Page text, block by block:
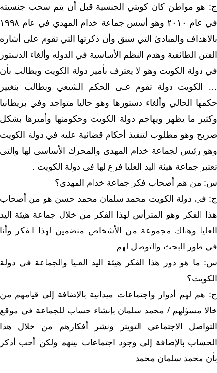
ج: هو مواطن كان كويتي الجنسية قبل أن يتم سحب جنسيته
في عام ٢٠١٠ وهو أسس جماعة خدام المهدي في عام ١٩٩٨
بالاهداف والمبادئ التي سبق وأن ذكرتها التي تقوم على أشاره
الفتن الطائفية وهدم النظم الأساسية في الدوله وألغاء الدستور
في دولة الكويت وهو لا يعترف بأمير دولة الكويت ويطالب بأن
… الكويت دولة تقوم على الحكم الشيعي ويطالب بتغيير
حكمها الحالي وألغاء دستورها وهو حاليا متواجد وفي بريطانيا
وكثير ما يظهر ويهاجم دولة الكويت وحكومتها وأميرها بشكل
صريح وهو مطلوب لتنفيذ أحكام قضائية عليه في دولة الكويت
وهو رئيس لجماعة خدام المهدي والمحرك الأساسي لها والتي
تعتبر جماعة هيئة اليد العليا فرع لها في دولة الكويت .
س: من هم أصحاب فكر جماعة خدام المهدي؟
ج: في دولة الكويت محمد سلمان محمد حسن هو من أصحاب
هذا الفكر وهو المترأس لهذا الفكر من خلال جماعة هيئة اليد
العليا وهناك مجموعة من الأشخاص منضمين لهذا الفكر وأنا
في طور البحث والتوصل لهم .
س: ما هو دور هذا الفكر هيئة اليد العليا والجماعة في دولة
الكويت؟
ج: هم لهم أدوار واجتماعات ميدانية بالإضافة إلى قيامهم من
خالا مسؤلهم / محمد سلمان بإنشاء حساب للجماعة في موقع
التواصل الاجتماعي التويتر ونشر أفكارهم من خلال هذا
الحساب بالإضافة إلى وجود اجتماعات بينهم ولكن أحب أذكر
بأن محمد سلمان محمد